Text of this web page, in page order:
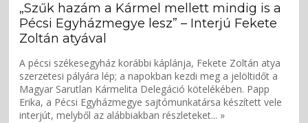
„Szűk hazám a Kármel mellett mindig is a
Pécsi Egyházmegye lesz” – Interjú Fekete
Zoltán atyával
A pécsi székesegyház korábbi káplánja, Fekete Zoltán atya
szerzetesi pályára lép; a napokban kezdi meg a jelöltidőt a
Magyar Sarutlan Kármelita Delegáció kötelékében. Papp
Erika, a Pécsi Egyházmegye sajtómunkatársa készített vele
interjút, melyből az alábbiakban részleteket... »